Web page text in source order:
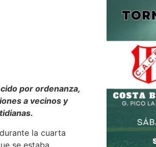
por ordenanza,
a vecinos y
la cuarta
se estaba